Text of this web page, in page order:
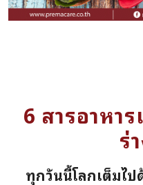
6 สารอาหา
ร่
ทุกวันนี้โลกเต็มไ